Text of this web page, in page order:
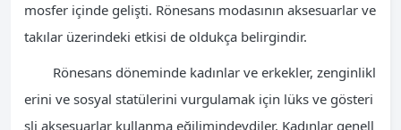
mosfer içinde gelişti. Rönesans modasının aksesuarlar ve
takılar üzerindeki etkisi de oldukça belirgindir.
Rönesans döneminde kadınlar ve erkekler, zenginlikl
erini ve sosyal statülerini vurgulamak için lüks ve gösteri
şli aksesuarlar kullanma eğilimindeydiler. Kadınlar genell